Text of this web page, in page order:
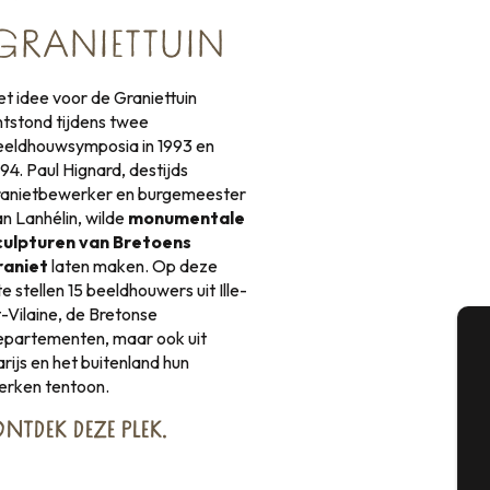
idee voor de Graniettuin
tijdens twee
in 1993 en
Paul Hignard, destijds
en burgemeester
Lanhélin, wilde monumentale
van Bretoens
laten maken. Op deze
stellen 15 beeldhouwers uit Ille-
Vilaine, de Bretonse
maar ook uit
en het buitenland hun
tentoon.
DEZE PLEK.